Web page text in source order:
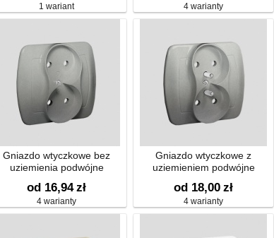
1 wariant 4 warianty
Gniazdo wtyczkowe bez
uziemienia podwójne
od 16,94 zł
4 warianty
Gniazdo wtyczkowe z
uziemieniem podwójne
od 18,00 zł
4 warianty